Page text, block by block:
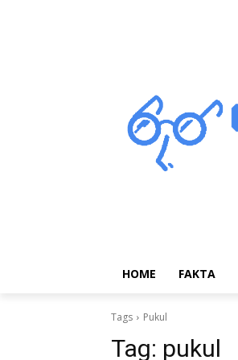
HOME FAKTA
Tags Pukul
Tag: pukul